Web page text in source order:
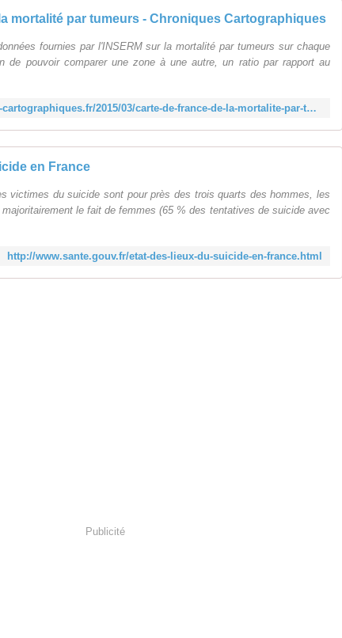
mortalité par tumeurs - Chroniques Cartographiques
fournies par l'INSERM sur la mortalité par tumeurs sur chaque
de pouvoir comparer une zone à une autre, un ratio par rapport au
http://www.chroniques-cartographiques.fr/2015/03/carte-de-france-de-la-mortalite-par-tumeurs.html
en France
victimes du suicide sont pour près des trois quarts des hommes, les
le fait de femmes (65 % des tentatives de suicide avec
http://www.sante.gouv.fr/etat-des-lieux-du-suicide-en-france.html
Publicité